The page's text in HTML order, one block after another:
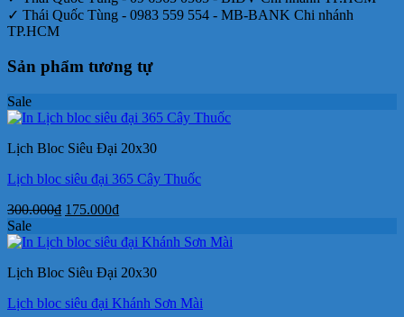
✓ Thái Quốc Tùng - 0983 559 554 - MB-BANK Chi nhánh
TP.HCM
Sản phẩm tương tự
Sale
Lịch Bloc Siêu Đại 20x30
Lịch bloc siêu đại 365 Cây Thuốc
300.000₫ Giá
là:
175.000₫Giá
tại
175.000₫.
Sale
Lịch Bloc Siêu Đại 20x30
Lịch bloc siêu đại Khánh Sơn Mài